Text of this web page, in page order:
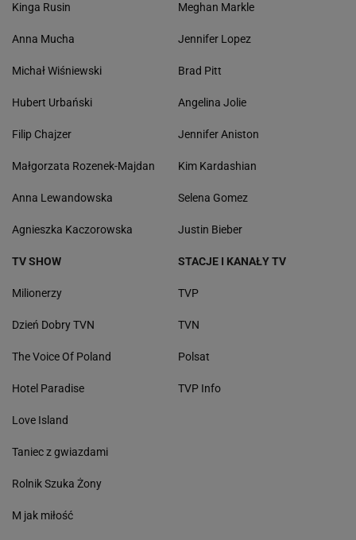
Kinga Rusin
Anna Mucha
Michał Wiśniewski
Hubert Urbański
Filip Chajzer
Małgorzata Rozenek-Majdan
Anna Lewandowska
Agnieszka Kaczorowska
Meghan Markle
Jennifer Lopez
Brad Pitt
Angelina Jolie
Jennifer Aniston
Kim Kardashian
Selena Gomez
Justin Bieber
TV SHOW
Milionerzy
Dzień Dobry TVN
The Voice Of Poland
Hotel Paradise
Love Island
Taniec z gwiazdami
Rolnik Szuka Żony
M jak miłość
STACJE I KANAŁY TV
TVP
TVN
Polsat
TVP Info